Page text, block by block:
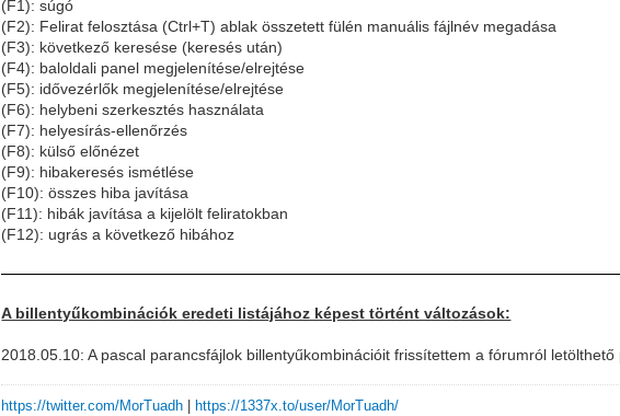
(F1): súgó
(F2): Felirat felosztása (Ctrl+T) ablak összetett fülén manuális fájlnév megadása
(F3): következő keresése (keresés után)
(F4): baloldali panel megjelenítése/elrejtése
(F5): idővezérlők megjelenítése/elrejtése
(F6): helybeni szerkesztés használata
(F7): helyesírás-ellenőrzés
(F8): külső előnézet
(F9): hibakeresés ismétlése
(F10): összes hiba javítása
(F11): hibák javítása a kijelölt feliratokban
(F12): ugrás a következő hibához
A billentyűkombinációk eredeti listájához képest történt változások:
2018.05.10: A pascal parancsfájlok billentyűkombinációit frissítettem a fórumról
https://twitter.com/MorTuadh https://1337x.to/user/MorTuadh/